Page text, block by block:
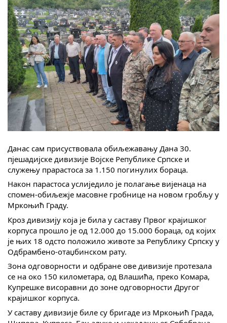
О Начелнику
Замјеник начелника
Извјештај о раду начелника
СКУПШТИНА
Статут Општине
Скупштинско вијеће општине језеро
Службени Гласници
ОПШТИНСКА УПРАВА
Вијести
Активности
Јавни позиви
Обавјештења
Заштита од пожара
Данас сам присуствовала обиљежавању Данa 30.
пјешадијске дивизије Војске Републике Српске и
служењу пpарастоса за 1.150 погинулих бораца.
Након парастоса услиједило је полагање вијенаца на
спомен-обиљежје масовне гробнице на новом гробљу у
Мркоњић Граду.
Кроз дивизију која је била у саставу Првог крајишког
корпуса прошло је од 12.000 до 15.000 бораца, од којих
је њих 18 одсто положило животе за Републику Српску у
Одбрамбено-отаџбинском рату.
Зона одговорности и одбране ове дивизије протезала
се на око 150 километара, од Влашића, преко Комара,
Купрешке висоравни до зоне одговорности Другог
крајишког корпуса.
У саставу дивизије биле су бригаде из Мркоњић Града,